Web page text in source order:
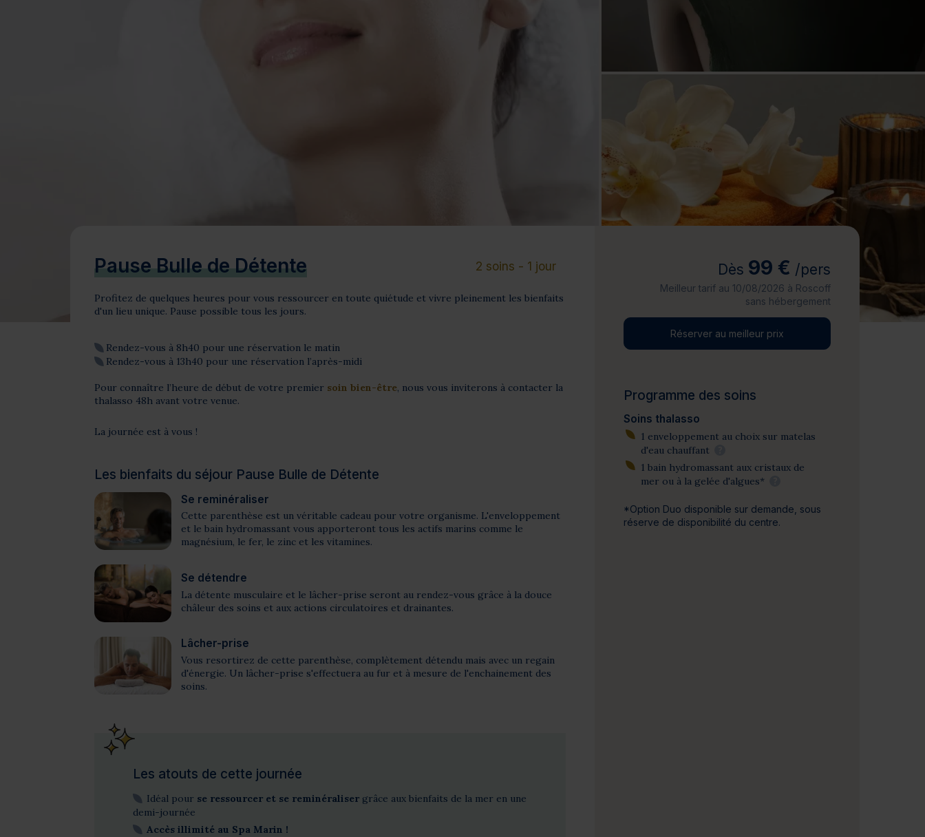
Journée détente
Pause Bulle de Détente 2 soins - 1 jour
Profitez de quelques heures pour vous ressourcer en toute quiétude et vivre pleinement les bienfaits
d'un lieu unique. Pause possible tous les jours.
Rendez-vous à 8h40 pour une réservation le matin
Rendez-vous à 13h40 pour une réservation l’après-midi
Pour connaître l’heure de début de votre premier soin bien-être, nous vous inviterons à contacter la
thalasso 48h avant votre venue.
La journée est à vous !
Les bienfaits du séjour Pause Bulle de Détente
Se reminéraliser
Cette parenthèse est un véritable cadeau pour votre organisme. L'enveloppement
et le bain hydromassant vous apporteront tous les actifs marins comme le
magnésium, le fer, le zinc et les vitamines.
Se détendre
La détente musculaire et le lâcher-prise seront au rendez-vous grâce à la douce
châleur des soins et aux actions circulatoires et drainantes.
Lâcher-prise
Vous resortirez de cette parenthèse, complètement détendu mais avec un regain
d'énergie. Un lâcher-prise s'effectuera au fur et à mesure de l'enchainement des
soins.
Les atouts de cette journée
Idéal pour se ressourcer et se reminéraliser grâce aux bienfaits de la mer en une
demi-journée
Accès illimité au Spa Marin !
Dès 99 € /pers
Meilleur tarif au 10/08/2026 à Roscoff
sans hébergement
Réserver au meilleur prix
Programme des soins
Soins thalasso
1 enveloppement au choix sur matelas
d'eau chauffant
1 bain hydromassant aux cristaux de
mer ou à la gelée d'algues*
*Option Duo disponible sur demande, sous
réserve de disponibilité du centre.